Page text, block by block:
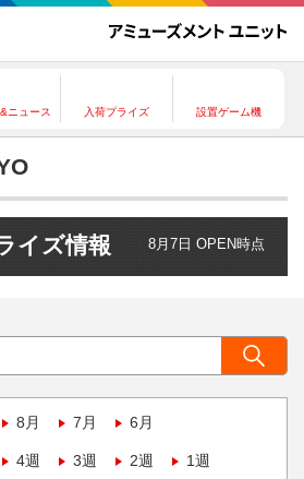
ニュース 入荷プライズ 設置ゲーム機
イズ情報 8月7日 OPEN時点
8月 7月 6月
4週 3週 2週 1週